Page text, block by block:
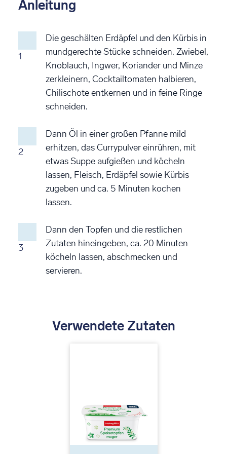
Anleitung
1
Die geschälten Erdäpfel und den Kürbis in
mundgerechte Stücke schneiden. Zwiebel,
Knoblauch, Ingwer, Koriander und Minze
zerkleinern, Cocktailtomaten halbieren,
Chilischote entkernen und in feine Ringe
schneiden.
2
Dann Öl in einer großen Pfanne mild
erhitzen, das Currypulver einrühren, mit
etwas Suppe aufgießen und köcheln
lassen, Fleisch, Erdäpfel sowie Kürbis
zugeben und ca. 5 Minuten kochen
lassen.
3
Dann den Topfen und die restlichen
Zutaten hineingeben, ca. 20 Minuten
köcheln lassen, abschmecken und
servieren.
Verwendete Zutaten